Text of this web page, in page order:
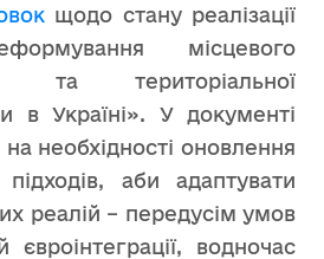
щодо стану реалізації
місцевого
та територіальної
в Україні». У документі
необхідності оновлення
підходів, аби адаптувати
реалій – передусім умов
водночас